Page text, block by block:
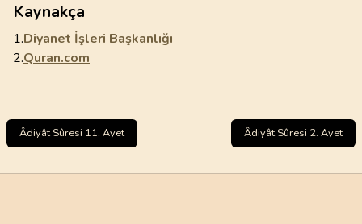
Kaynakça
1.Diyanet İşleri Başkanlığı
2.Quran.com
Âdiyât Sûresi 11. Ayet Âdiyât Sûresi 2. Ayet